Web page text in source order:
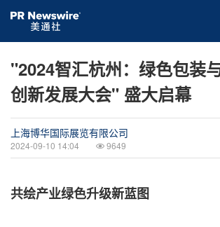
"2024智汇杭州：绿色包装
创新发展大会" 盛大启幕
上海博华国际展览有限公司
2024-09-10 14:04 9649
共绘产业绿色升级新蓝图